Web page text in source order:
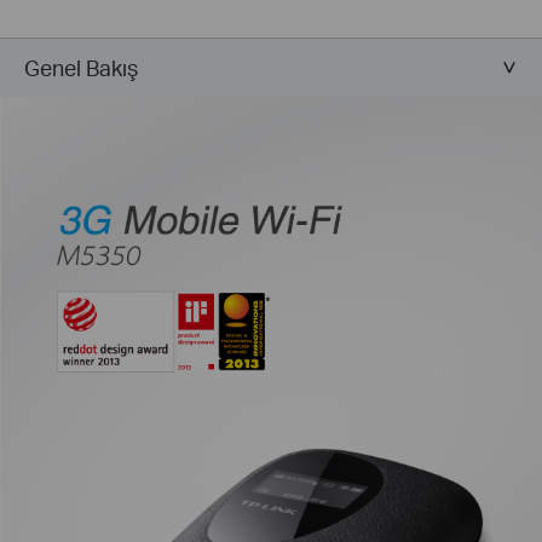
Genel Bakış